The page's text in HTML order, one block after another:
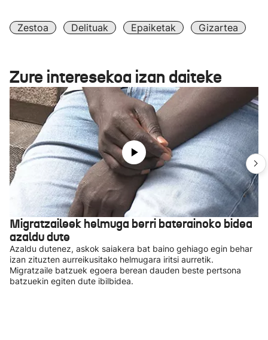
Zestoa Delituak Epaiketak Gizartea
Zure interesekoa izan daiteke
Migratzaileek helmuga berri baterainoko bidea
azaldu dute
Azaldu dutenez, askok saiakera bat baino gehiago egin behar
izan zituzten aurreikusitako helmugara iritsi aurretik.
Migratzaile batzuek egoera berean dauden beste pertsona
batzuekin egiten dute ibilbidea.